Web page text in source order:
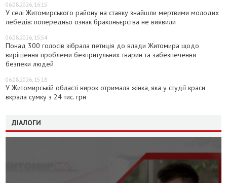
06.08.2026, 16:15
У селі Житомирського району на ставку знайшли мертвими молодих
лебедів: попередньо ознак браконьєрства не виявили
06.08.2026, 15:54
Понад 300 голосів зібрала петиція до влади Житомира щодо
вирішення проблеми безпритульних тварин та забезпечення
безпеки людей
06.08.2026, 15:18
У Житомирській області вирок отримала жінка, яка у студії краси
вкрала сумку з 24 тис. грн
ДІАЛОГИ